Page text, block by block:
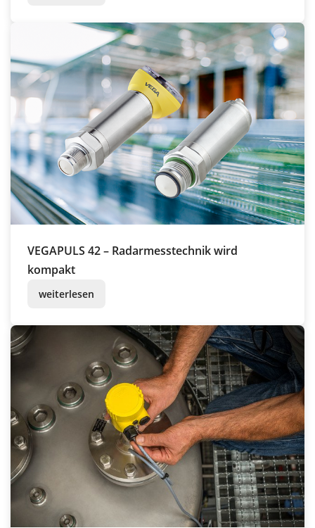
VEGAPULS 42 – Radarmesstechnik wird
kompakt
weiterlesen